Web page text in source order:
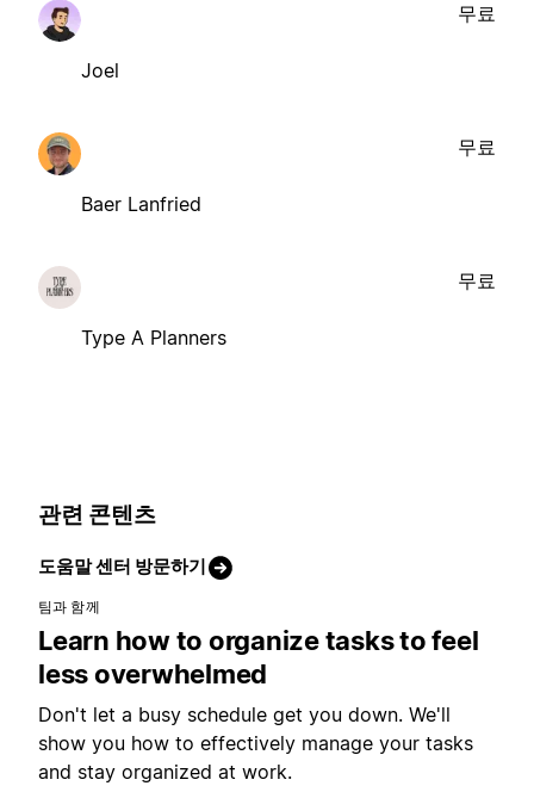
Joel
무료
Baer Lanfried
무료
Type A Planners
무료
관련 콘텐츠
도움말 센터 방문하기
팀과 함께
Learn how to organize tasks to feel
less overwhelmed
Don't let a busy schedule get you down. We'll
show you how to effectively manage your tasks
and stay organized at work.